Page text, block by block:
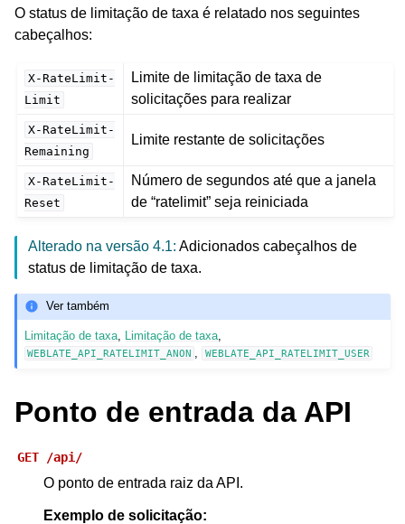
O status de limitação de taxa é relatado nos seguintes
cabeçalhos:
X-RateLimit-
Limit
Limite de limitação de taxa de
solicitações para realizar
X-RateLimit-
Remaining
Limite restante de solicitações
X-RateLimit-
Reset
Número de segundos até que a janela
de “ratelimit” seja reiniciada
Alterado na versão 4.1: Adicionados cabeçalhos de
status de limitação de taxa.
Ver também
Limitação de taxa Limitação de taxa
WEBLATE_API_RATELIMIT_ANON WEBLATE_API_RATELIMIT_USER
Ponto de entrada da API
GET /api/
O ponto de entrada raiz da API.
Exemplo de solicitação: